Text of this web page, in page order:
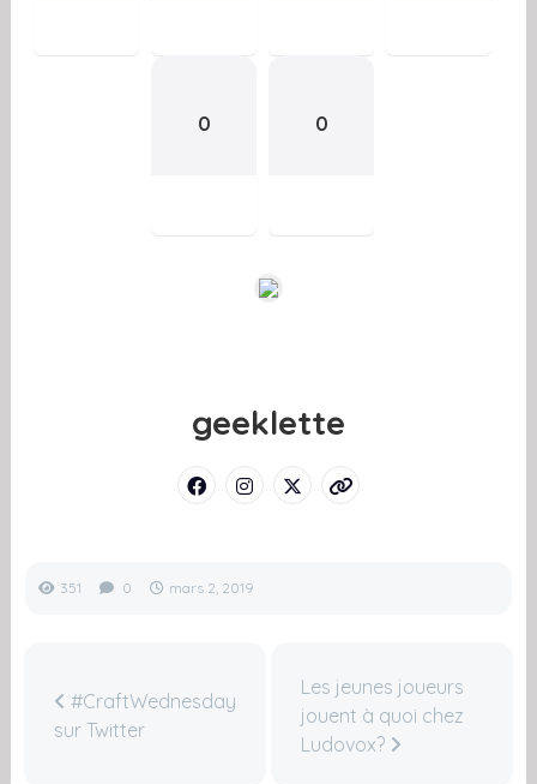
0 0
geeklette
351 0 mars 2, 2019
#CraftWednesday
sur Twitter
Les jeunes joueurs
jouent à quoi chez
Ludovox?